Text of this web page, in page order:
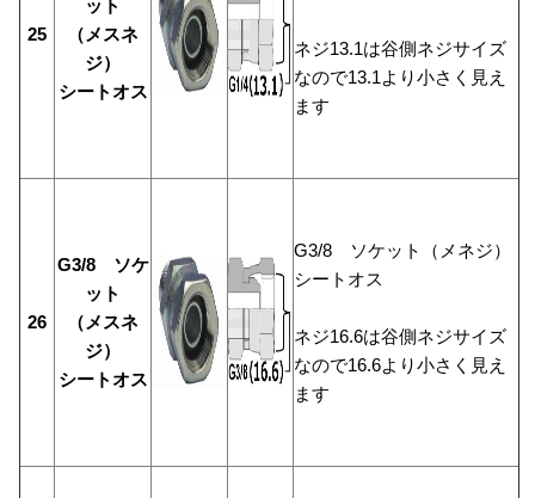
25
ット
（メスネ
ジ）
シートオス
ネジ13.1は谷側ネジサイズ
なので13.1より小さく見え
ます
26
G3/8 ソケ
ット
（メスネ
ジ）
シートオス
G3/8 ソケット（メネジ）
シートオス
ネジ16.6は谷側ネジサイズ
なので16.6より小さく見え
ます